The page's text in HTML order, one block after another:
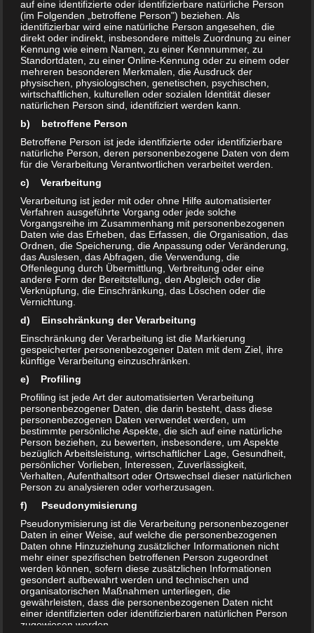
Erlebnisse
Erlebnisse der Stars
Erlebnistipps
Filme & Kino
HITEC
Kunst & Kultur
Künstler
Kurztrip & Tagesausflug
Lifestyle
Mag
Motivation
Natur & Outdoor
News
Promierlebnisse
Ratgeber
Spiele
Spielvorstelungen
auf eine identifizierte oder identifizierbare natürliche Person
(im Folgenden „betroffene Person") beziehen. Als
identifizierbar wird eine natürliche Person angesehen, die
direkt oder indirekt, insbesondere mittels Zuordnung zu einer
Kennung wie einem Namen, zu einer Kennnummer, zu
Standortdaten, zu einer Online-Kennung oder zu einem oder
mehreren besonderen Merkmalen, die Ausdruck der
physischen, physiologischen, genetischen, psychischen,
wirtschaftlichen, kulturellen oder sozialen Identität dieser
natürlichen Person sind, identifiziert werden kann.
b) betroffene Person
Betroffene Person ist jede identifizierte oder identifizierbare
natürliche Person, deren personenbezogene Daten von dem
für die Verarbeitung Verantwortlichen verarbeitet werden.
c) Verarbeitung
Verarbeitung ist jeder mit oder ohne Hilfe automatisierter
Verfahren ausgeführte Vorgang oder jede solche
Vorgangsreihe im Zusammenhang mit personenbezogenen
Daten wie das Erheben, das Erfassen, die Organisation, das
Ordnen, die Speicherung, die Anpassung oder Veränderung,
das Auslesen, das Abfragen, die Verwendung, die
Offenlegung durch Übermittlung, Verbreitung oder eine
andere Form der Bereitstellung, den Abgleich oder die
Verknüpfung, die Einschränkung, das Löschen oder die
Vernichtung.
d) Einschränkung der Verarbeitung
Einschränkung der Verarbeitung ist die Markierung
gespeicherter personenbezogener Daten mit dem Ziel, ihre
künftige Verarbeitung einzuschränken.
e) Profiling
Profiling ist jede Art der automatisierten Verarbeitung
personenbezogener Daten, die darin besteht, dass diese
personenbezogenen Daten verwendet werden, um
bestimmte persönliche Aspekte, die sich auf eine natürliche
Person beziehen, zu bewerten, insbesondere, um Aspekte
bezüglich Arbeitsleistung, wirtschaftlicher Lage, Gesundheit,
persönlicher Vorlieben, Interessen, Zuverlässigkeit,
Verhalten, Aufenthaltsort oder Ortswechsel dieser natürlichen
Person zu analysieren oder vorherzusagen.
f) Pseudonymisierung
Pseudonymisierung ist die Verarbeitung personenbezogener
Daten in einer Weise, auf welche die personenbezogenen
Daten ohne Hinzuziehung zusätzlicher Informationen nicht
mehr einer spezifischen betroffenen Person zugeordnet
werden können, sofern diese zusätzlichen Informationen
gesondert aufbewahrt werden und technischen und
organisatorischen Maßnahmen unterliegen, die
gewährleisten, dass die personenbezogenen Daten nicht
einer identifizierten oder identifizierbaren natürlichen Person
zugewiesen werden.